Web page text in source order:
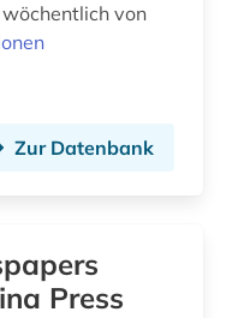
von
Zur Datenbank
Press